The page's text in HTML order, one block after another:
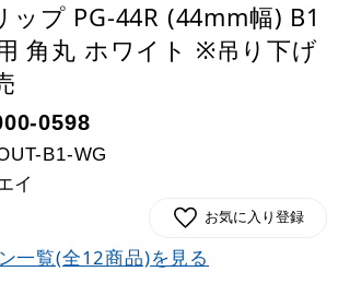
ップ PG-44R (44mm幅) B1
角丸 ホワイト ※吊り下げ
0598
B1-WG
イ
お気に入り登録
一覧(全12商品)を見る